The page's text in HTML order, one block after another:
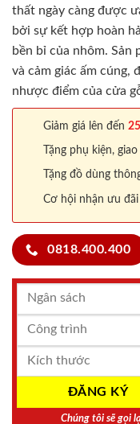
thất ngày càng được
bởi sự kết hợp hoàn
bền bỉ của nhôm. Sản
và cảm giác ấm cúng,
nhược điểm của cửa
Giảm giá lên đến
Tặng phụ kiện,
Tặng đồ dùng
Cơ hội nhận ưu
0818.400.400
Chúng tôi sẽ gọi